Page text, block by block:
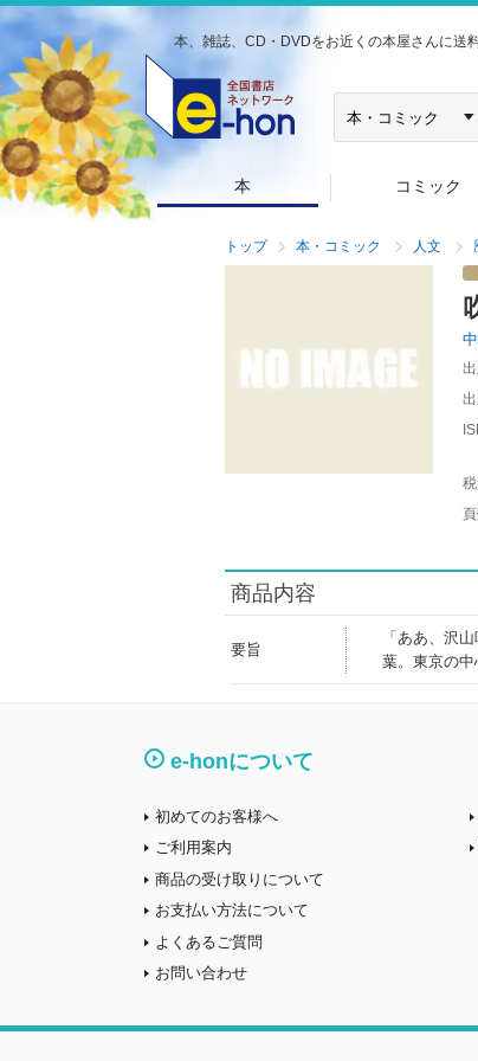
本、雑誌、CD・DVDをお近くの本屋さんに送
本 コミック
トップ 本・コミック 人文
商品内容
要旨
「ああ、沢
葉。東京の中
e-honについて
初めてのお客様へ
ご利用案内
商品の受け取りについて
お支払い方法について
よくあるご質問
お問い合わせ